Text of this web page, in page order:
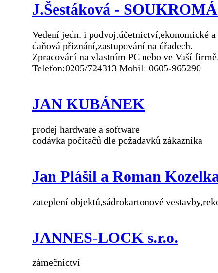
J.Šestáková -
Vedení jedn. i podvoj.účetnictví,ekonomické
daňová přiznání,zastupování na úřadech.
Zpracování na vlastním PC nebo ve Vaší
Telefon:0205/724313 Mobil: 0605-965290
JAN KUBÁNEK
prodej hardware a software
dodávka počítačů dle požadavků zákazníka
Jan Plášil a Roman
zateplení objektů,sádrokartonové
JANNES-LOCK s.r.o.
zámečnictví